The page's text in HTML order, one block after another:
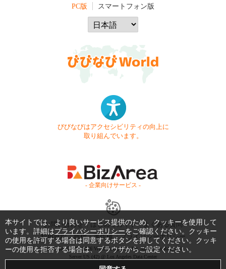
PC版 スマートフォン版
びびなびはアクセシビリティの向上に
取り組んでいます。
- 企業向けサービス -
お問い合わせ はじめてガイド
よくある質問
利用規約
商標・著作権 プライバシーポリシー
Copyright © 1999-2026 Vivid Navigation, Inc. All Rights Reserved.
Server US (42) @ Los Angeles Data Center
本サイトでは、より良いサービス提供のため、クッキーを使用して
います。詳細はプライバシーポリシーをご確認ください。クッキー
の使用を許可する場合は同意するボタンを押してください。クッキ
ーの使用を拒否する場合は、ブラウザからご設定ください。